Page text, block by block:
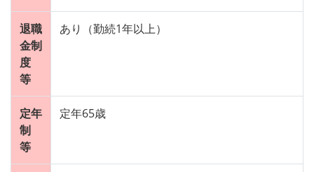
退職
金制
度
等
あり（勤続1年以上）
定年
制
等
定年65歳